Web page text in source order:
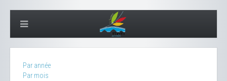
Par année
Par mois